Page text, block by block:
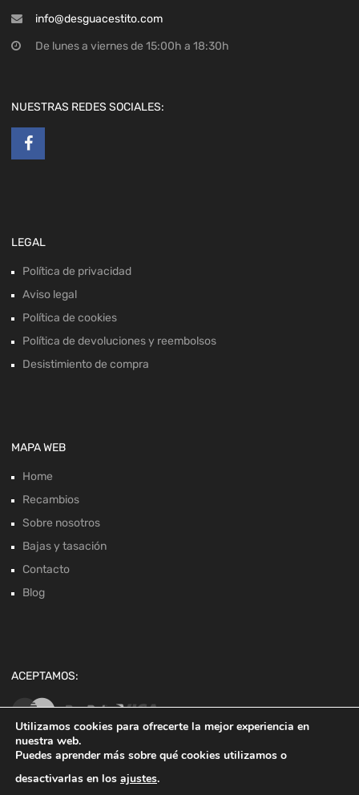
info@desguacestito.com
De lunes a viernes de 15:00h a 18:30h
NUESTRAS REDES SOCIALES:
LEGAL
Política de privacidad
Aviso legal
Política de cookies
Política de devoluciones y reembolsos
Desistimiento de compra
MAPA WEB
Home
Recambios
Sobre nosotros
Bajas y tasación
Contacto
Blog
ACEPTAMOS:
Utilizamos cookies para ofrecerte la mejor experiencia en
nuestra web.
Puedes aprender más sobre qué cookies utilizamos o
desactivarlas en los ajustes.